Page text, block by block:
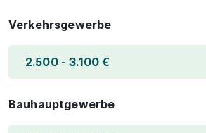
Verkehrsgewerbe
2.500 - 3.100 €
Bauhauptgewerbe